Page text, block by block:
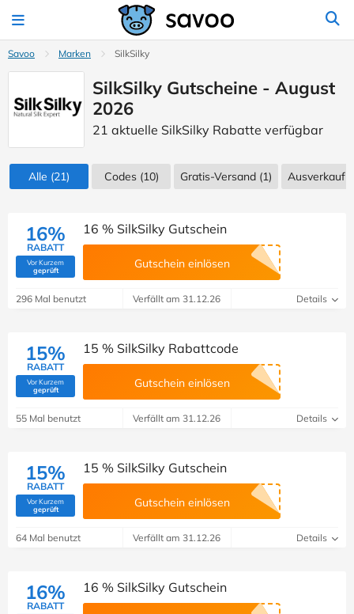
Savoo Marken SilkSilky
SilkSilky Gutscheine - August
2026
21 aktuelle SilkSilky Rabatte verfügbar
Alle (21) Codes(10) Gratis-Versand (1) Ausverkauf
16%
RABATT
Vor Kurzem
geprüft(Von Savoo geprüft)
16 % SilkSilky Gutschein
Gutschein einlösen
296 Mal benutzt Verfällt am 31.12.26 Details
15%
RABATT
Vor Kurzem
geprüft(Von Savoo geprüft)
15 % SilkSilky Rabattcode
Gutschein einlösen
55 Mal benutzt Verfällt am 31.12.26 Details
15%
RABATT
Vor Kurzem
geprüft(Von Savoo geprüft)
15 % SilkSilky Gutschein
Gutschein einlösen
64 Mal benutzt Verfällt am 31.12.26 Details
16%
RABATT
16 % SilkSilky Gutschein